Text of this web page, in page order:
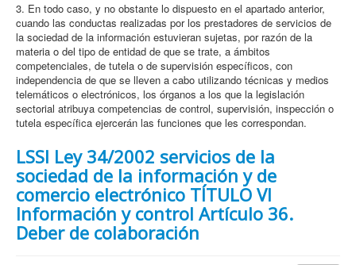
3. En todo caso, y no obstante lo dispuesto en el apartado anterior,
cuando las conductas realizadas por los prestadores de servicios de
la sociedad de la información estuvieran sujetas, por razón de la
materia o del tipo de entidad de que se trate, a ámbitos
competenciales, de tutela o de supervisión específicos, con
independencia de que se lleven a cabo utilizando técnicas y medios
telemáticos o electrónicos, los órganos a los que la legislación
sectorial atribuya competencias de control, supervisión, inspección o
tutela específica ejercerán las funciones que les correspondan.
LSSI Ley 34/2002 servicios de la
sociedad de la información y de
comercio electrónico TÍTULO VI
Información y control Artículo 36.
Deber de colaboración